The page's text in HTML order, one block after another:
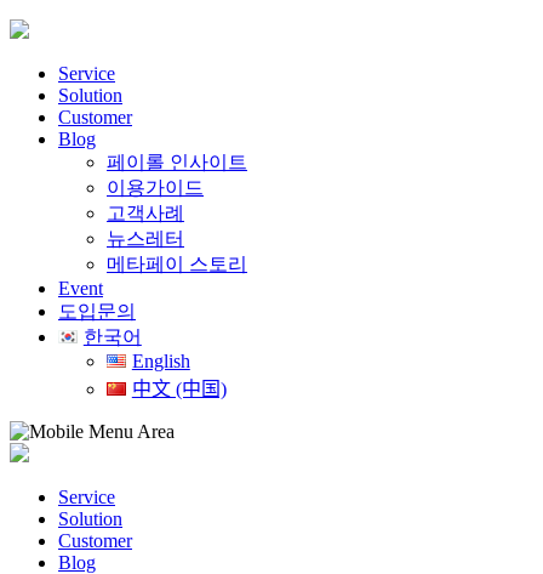
Skip
contentService
Solution
Customer
Blog
페이롤 인사이트
이용가이드
고객사례
뉴스레터
메타페이 스토리
Event
도입문의
한국어
English
中文 (中国)
Service
Solution
Customer
Blog